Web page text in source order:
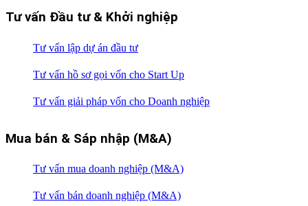
Tư vấn Đầu tư & Khởi nghiệp
Tư vấn lập dự án đầu tư
Tư vấn hồ sơ gọi vốn cho Start Up
Tư vấn giải pháp vốn cho Doanh nghiệp
Mua bán & Sáp nhập (M&A)
Tư vấn mua doanh nghiệp (M&A)
Tư vấn bán doanh nghiệp (M&A)